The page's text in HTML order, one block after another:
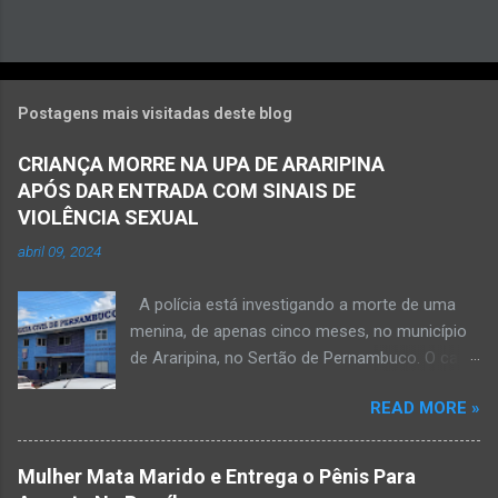
Postagens mais visitadas deste blog
CRIANÇA MORRE NA UPA DE ARARIPINA
APÓS DAR ENTRADA COM SINAIS DE
VIOLÊNCIA SEXUAL
abril 09, 2024
A polícia está investigando a morte de uma
menina, de apenas cinco meses, no município
de Araripina, no Sertão de Pernambuco. O caso
morte a esclarecer”. A PM diz que, na segunda-
feira (8), foi acionada para verificar uma
possível ocorrência de estupro de vulnerável,
na UPA da cidade, mas ao chegar ao local a
READ MORE »
Mulher Mata Marido e Entrega o Pênis Para